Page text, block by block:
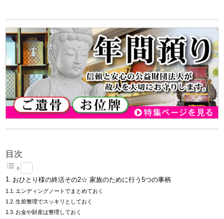
目次
おひとり様の終活その2☆ 家族のために行う5つの事柄
エンディングノートでまとめておく
生前整理でスッキリとしておく
お金や財産は整理しておく